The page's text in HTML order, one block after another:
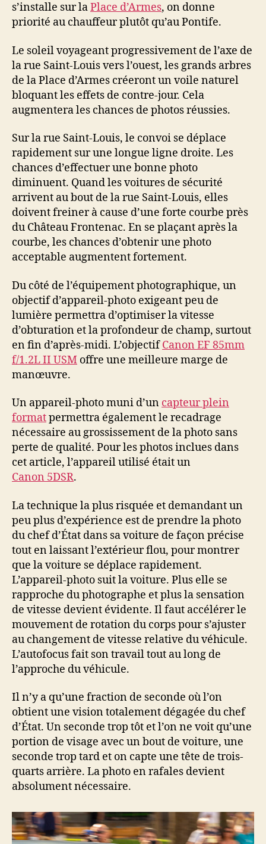
s’installe sur laPlace d’Armes, on donne
priorité au chauffeur plutôt qu’au Pontife.
Le soleil voyageant progressivement de l’axe de
la rue Saint-Louis vers l’ouest, les grands arbres
de la Place d’Armes créeront un voile naturel
bloquant les effets de contre-jour. Cela
augmentera les chances de photos réussies.
Sur la rue Saint-Louis, le convoi se déplace
rapidement sur une longue ligne droite. Les
chances d’effectuer une bonne photo
diminuent. Quand les voitures de sécurité
arrivent au bout de la rue Saint-Louis, elles
doivent freiner à cause d’une forte courbe près
du Château Frontenac. En se plaçant après la
courbe, les chances d’obtenir une photo
acceptable augmentent fortement.
Du côté de l’équipement photographique, un
objectif d’appareil-photo exigeant peu de
lumière permettra d’optimiser la vitesse
d’obturation et la profondeur de champ, surtout
en fin d’après-midi. L’objectifCanon EF 85mm
f/1.2L II USM offre une meilleure marge de
manœuvre.
Un appareil-photo muni d’un capteur plein
formatpermettra également le recadrage
nécessaire au grossissement de la photo sans
perte de qualité. Pour les photos inclues dans
cet article, l’appareil utilisé était un
Canon 5DSR.
La technique la plus risquée et demandant un
peu plus d’expérience est de prendre la photo
du chef d’État dans sa voiture de façon précise
tout en laissant l’extérieur flou, pour montrer
que la voiture se déplace rapidement.
L’appareil-photo suit la voiture. Plus elle se
rapproche du photographe et plus la sensation
de vitesse devient évidente. Il faut accélérer le
mouvement de rotation du corps pour s’ajuster
au changement de vitesse relative du véhicule.
L’autofocus fait son travail tout au long de
l’approche du véhicule.
Il n’y a qu’une fraction de seconde où l’on
obtient une vision totalement dégagée du chef
d’État. Un seconde trop tôt et l’on ne voit qu’une
portion de visage avec un bout de voiture, une
seconde trop tard et on capte une tête de trois-
quarts arrière. La photo en rafales devient
absolument nécessaire.